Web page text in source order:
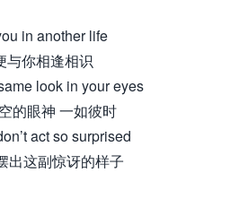
in another life
与你相逢相识
look in your eyes
的眼神 一如彼时
act so surprised
出这副惊讶的样子